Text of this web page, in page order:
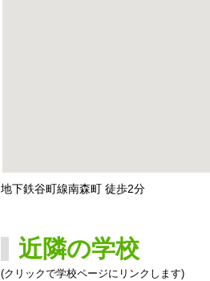
地下鉄谷町線南森町 徒歩2分
近隣の学校
(クリックで学校ページにリンクします)